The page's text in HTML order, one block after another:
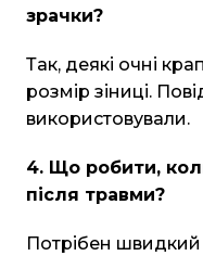
зрачки?
Так, деякі очні
розмір зіниці.
використовували.
4. Що робити,
після травми?
Потрібен